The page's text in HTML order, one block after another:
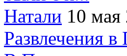
Натали 10 мая
Развлечения